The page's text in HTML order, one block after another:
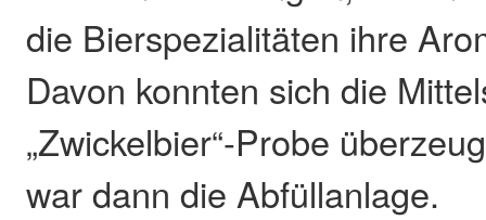
die Bierspezialitäten ihre
Davon konnten sich die
„Zwickelbier“-Probe
war dann die Abfüllanlage.